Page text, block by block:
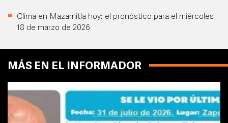
Clima en Mazamitla hoy: el pronóstico para el miércoles
18 de marzo de 2026
MÁS EN EL INFORMADOR